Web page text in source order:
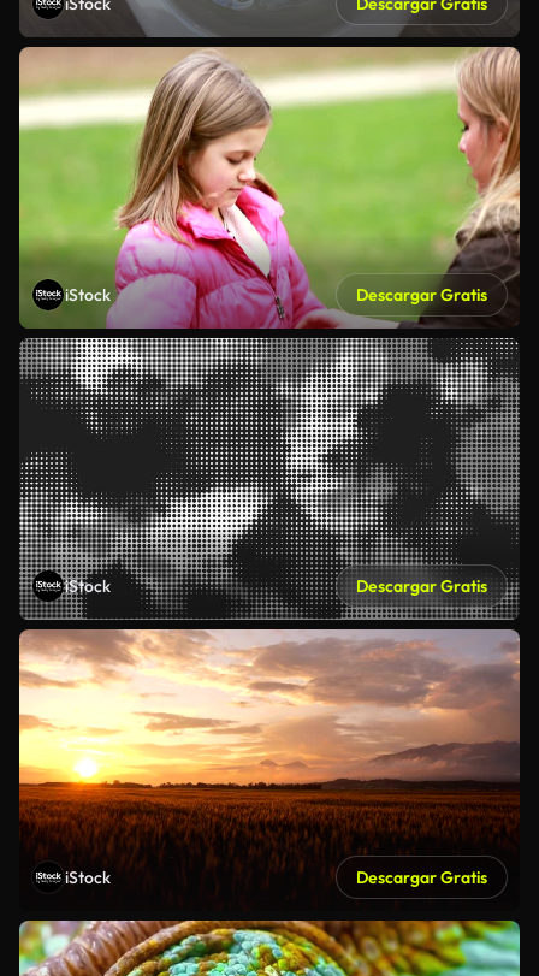
iStock Descargar Gratis
iStock Descargar Gratis
iStock Descargar Gratis